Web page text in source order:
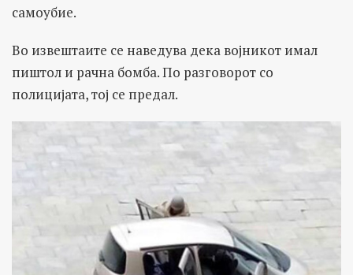
самоубие.
Во извештаите се наведува дека војникот имал
пиштол и рачна бомба. По разговорот со
полицијата, тој се предал.